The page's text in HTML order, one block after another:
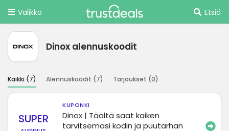
Valikko Etsiä
Dinox alennuskoodit
Kaikki (7) Alennuskoodit (7) Tarjoukset (0)
SUPER
KUPONKI
Dinox | Täältä saat kaiken
tarvitsemasi kodin ja puutarhan